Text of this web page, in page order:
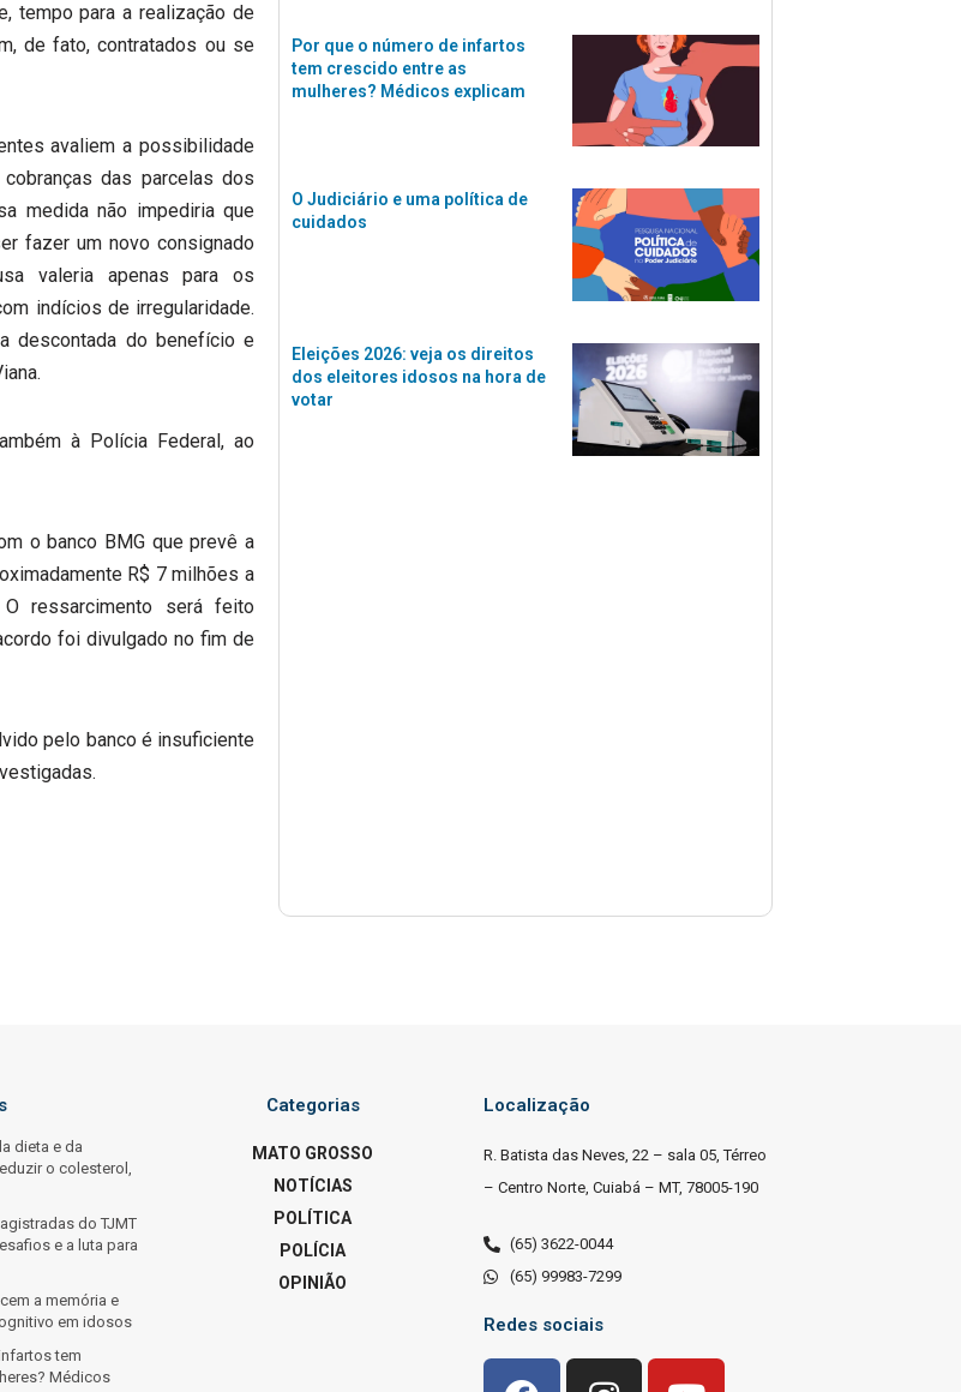
tempo para a realização de
de fato, contratados ou se
avaliem a possibilidade
das parcelas dos
medida não impediria que
fazer um novo consignado
valeria apenas para os
indícios de irregularidade.
descontada do benefício e
à Polícia Federal, ao
o banco BMG que prevê a
R$ 7 milhões a
ressarcimento será feito
foi divulgado no fim de
pelo banco é insuficiente
Por que o número de infartos
tem crescido entre as
mulheres? Médicos explicam
O Judiciário e uma política de
cuidados
Eleições 2026: veja os direitos
dos eleitores idosos na hora de
votar
dieta e da
o colesterol,
do TJMT
e a luta para
a memória e
em idosos
tem
Médicos
Categorias
MATO GROSSO
NOTÍCIAS
POLÍTICA
POLÍCIA
OPINIÃO
Localização
R. Batista das Neves, 22 – sala 05, Térreo
– Centro Norte, Cuiabá – MT, 78005-190
(65) 3622-0044
(65) 99983-7299
Redes sociais